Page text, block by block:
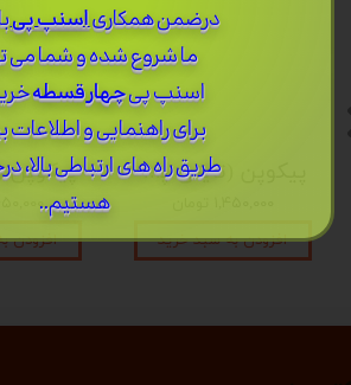
۱,۴۵۰,۰۰۰
افزودن
پیکوپن (تاینی پن) 6 نت برند دلکو
افزودن به سبد خرید
درضمن ​همکاریاسنپ پی
ما شروع شده و شما می
اسنپ پیچهار قسطه
برای راهنمایی و اطلاعات
طریق راه های ارتباطی بالا،
هستیم..